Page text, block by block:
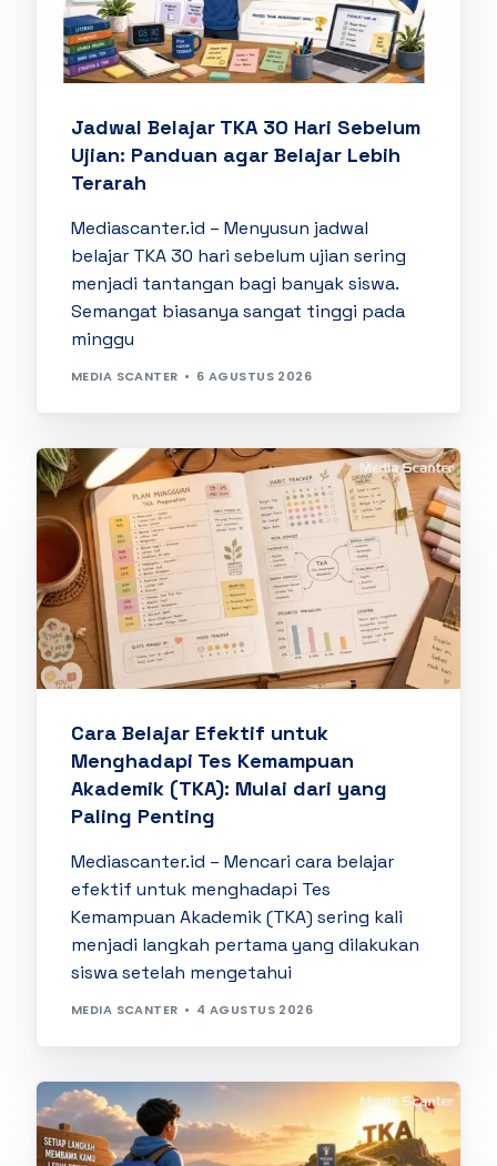
Jadwal Belajar TKA 30 Hari Sebelum
Ujian: Panduan agar Belajar Lebih
Terarah
Mediascanter.id – Menyusun jadwal
belajar TKA 30 hari sebelum ujian sering
menjadi tantangan bagi banyak siswa.
Semangat biasanya sangat tinggi pada
minggu
MEDIA SCANTER 6 AGUSTUS 2026
Cara Belajar Efektif untuk
Menghadapi Tes Kemampuan
Akademik (TKA): Mulai dari yang
Paling Penting
Mediascanter.id – Mencari cara belajar
efektif untuk menghadapi Tes
Kemampuan Akademik (TKA) sering kali
menjadi langkah pertama yang dilakukan
siswa setelah mengetahui
MEDIA SCANTER 4 AGUSTUS 2026